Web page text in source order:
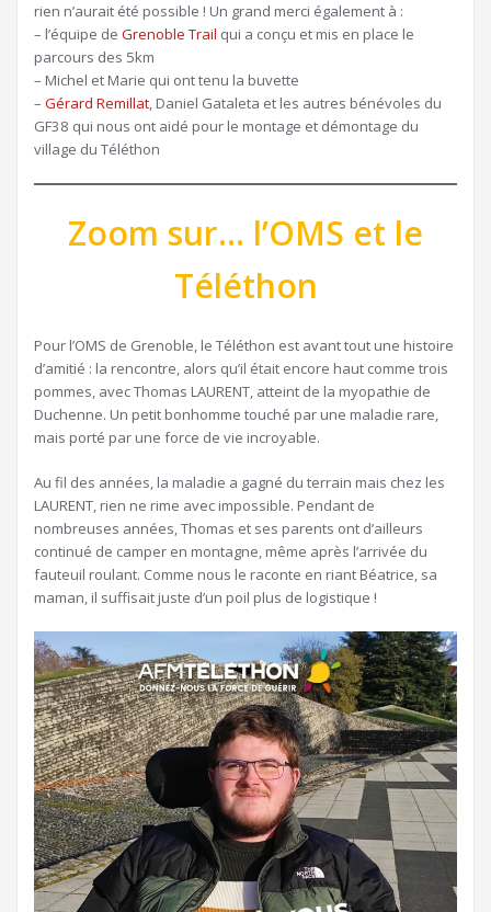
rien n’aurait été possible ! Un grand merci également à :
– l’équipe de Grenoble Trail qui a conçu et mis en place le
parcours des 5km
– Michel et Marie qui ont tenu la buvette
– Gérard Remillat, Daniel Gataleta et les autres bénévoles du
GF38 qui nous ont aidé pour le montage et démontage du
village du Téléthon
Zoom sur… l’OMS et le
Téléthon
Pour l’OMS de Grenoble, le Téléthon est avant tout une histoire
d’amitié : la rencontre, alors qu’il était encore haut comme trois
pommes, avec Thomas LAURENT, atteint de la myopathie de
Duchenne. Un petit bonhomme touché par une maladie rare,
mais porté par une force de vie incroyable.
Au fil des années, la maladie a gagné du terrain mais chez les
LAURENT, rien ne rime avec impossible. Pendant de
nombreuses années, Thomas et ses parents ont d’ailleurs
continué de camper en montagne, même après l’arrivée du
fauteuil roulant. Comme nous le raconte en riant Béatrice, sa
maman, il suffisait juste d’un poil plus de logistique !